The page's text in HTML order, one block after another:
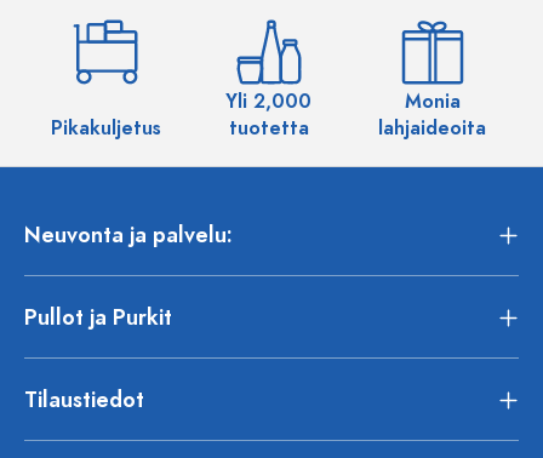
Pikakuljetus
Yli 2,000
tuotetta
Monia
lahjaideoita
Neuvonta ja palvelu:
Pullot ja Purkit
Tilaustiedot